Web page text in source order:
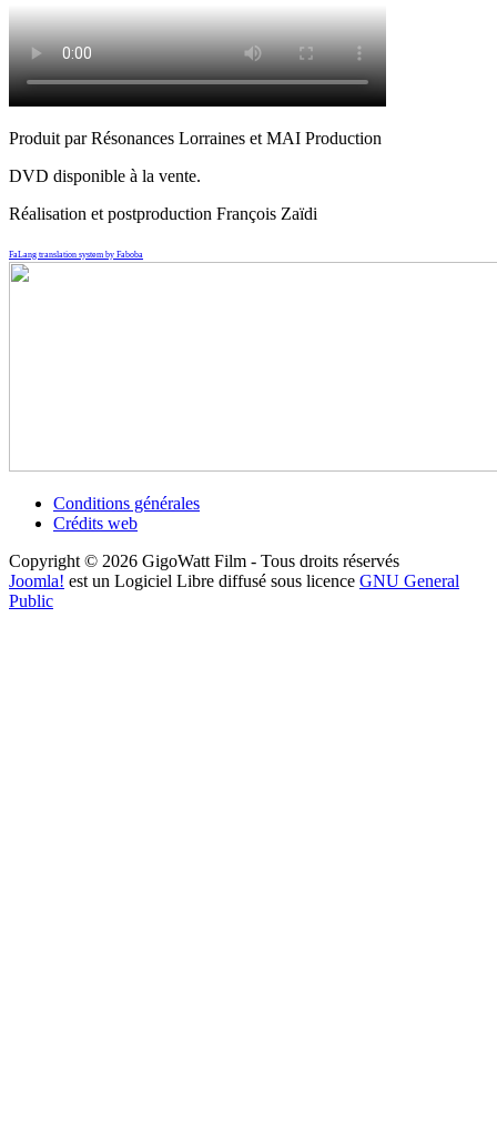
Produit par Résonances Lorraines et MAI Production
DVD disponible à la vente.
Réalisation et postproduction François Zaïdi
FaLang translation system by Faboba
Conditions générales
Crédits web
Copyright © 2026 GigoWatt Film - Tous droits réservés
Joomla! est un Logiciel Libre diffusé sous licence GNU General
Public